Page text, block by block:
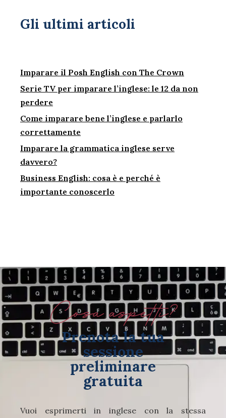
Gli ultimi articoli
Imparare il Posh English con The Crown
Serie TV per imparare l’inglese: le 12 da non
perdere
Come imparare bene l’inglese e parlarlo
correttamente
Imparare la grammatica inglese serve
davvero?
Business English: cosa è e perché è
importante conoscerlo
Cosa aspetti?
Prenota la tua
sessione
preliminare
gratuita
Vuoi esprimerti in inglese con la stessa